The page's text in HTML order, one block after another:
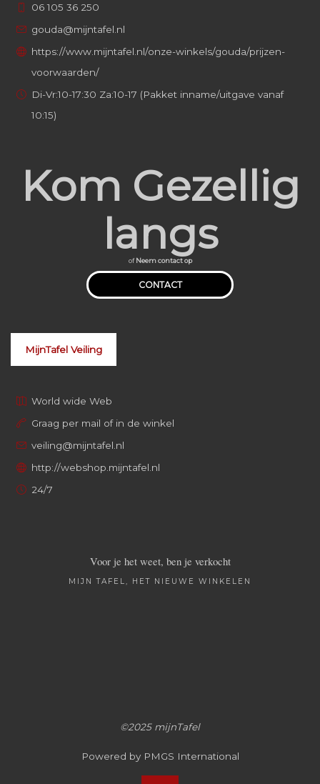
06 105 36 250
gouda@mijntafel.nl
https://www.mijntafel.nl/onze-winkels/gouda/prijzen-
voorwaarden/
Di-Vr:10-17:30 Za:10-17 (Pakket inname/uitgave vanaf
10:15)
Kom Gezellig
langs
ofNeem contact op
CONTACT
MijnTafel Veiling
World wide Web
Graag per mail of in de winkel
veiling@mijntafel.nl
http://webshop.mijntafel.nl
24/7
Voor je het weet, ben je verkocht
MIJN TAFEL, HET NIEUWE WINKELEN
©2025 mijnTafel
Powered by PMGS International